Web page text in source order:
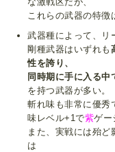
これらの武器の特徴
武器種によって、リ
剛種武器はいずれも
性を誇り、
同時期に手に入る
を持つ武器が多い。
斬れ味も非常に優秀
味レベル+1で紫ゲー
また、実戦には殆ど
は